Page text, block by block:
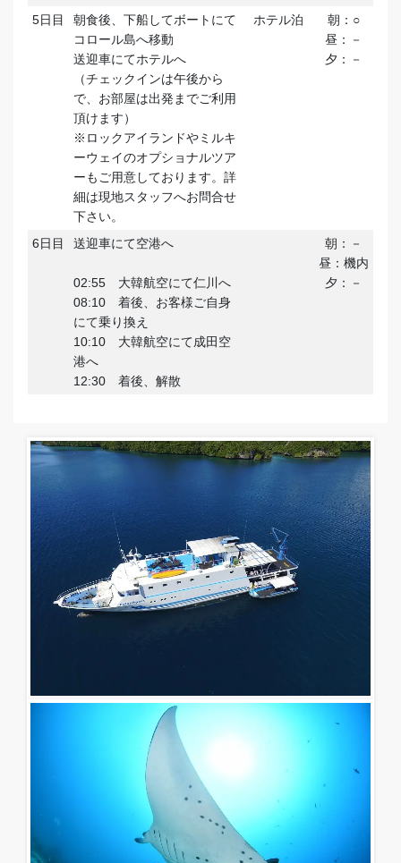
5日目
朝食後、下船してボートにて
コロール島へ移動
送迎車にてホテルへ
（チェックインは午後から
で、お部屋は出発までご利用
頂けます）
※ロックアイランドやミルキ
ーウェイのオプショナルツア
ーもご用意しております。詳
細は現地スタッフへお問合せ
下さい。
ホテル泊
朝：○
昼：－
夕：－
6日目 送迎車にて空港へ
02:55 大韓航空にて仁川へ
08:10 着後、お客様ご自身
にて乗り換え
10:10 大韓航空にて成田空
港へ
12:30 着後、解散
朝：－
昼：機内
夕：－